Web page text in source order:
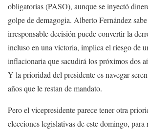
obligatorias (PASO), aunque se inyectó
golpe de demagogia. Alberto Fernández
irresponsable decisión puede convertir la
incluso en una victoria, implica el riesgo de
inflacionaria que sacudirá los próximos dos
Y la prioridad del presidente es navegar
años que le restan de mandato.
Pero el vicepresidente parece tener otra
elecciones legislativas de este domingo, para